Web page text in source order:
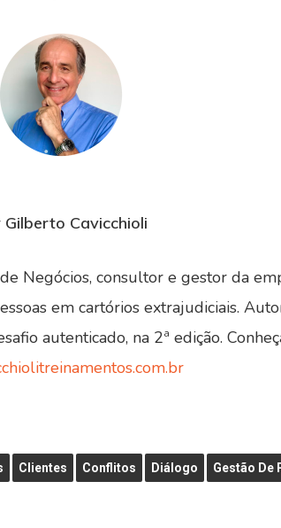
Gilberto Cavicchioli
Negócios, consultor e gestor da
em cartórios extrajudiciais.
autenticado, na 2ª edição.
Clientes Conflitos Diálogo Gestão De